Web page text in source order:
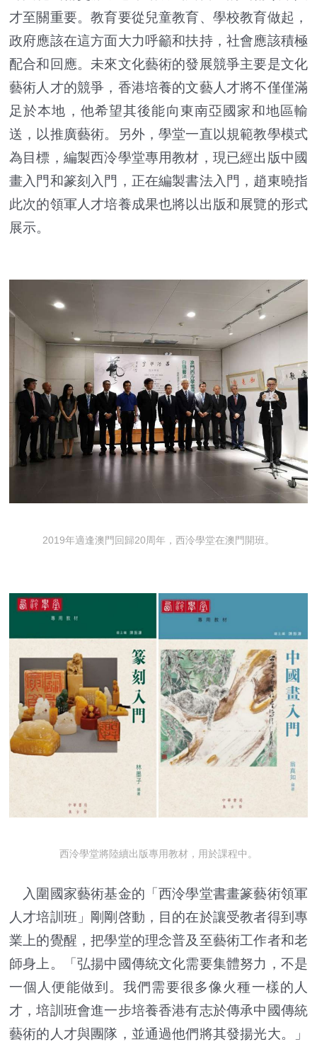
才至關重要。教育要從兒童教育、學校教育做起，
政府應該在這方面大力呼籲和扶持，社會應該積極
配合和回應。未來文化藝術的發展競爭主要是文化
藝術人才的競爭，香港培養的文藝人才將不僅僅滿
足於本地，他希望其後能向東南亞國家和地區輸
送，以推廣藝術。另外，學堂一直以規範教學模式
為目標，編製西泠學堂專用教材，現已經出版中國
畫入門和篆刻入門，正在編製書法入門，趙東曉指
此次的領軍人才培養成果也將以出版和展覽的形式
展示。
2019年適逢澳門回歸20周年，西泠學堂在澳門開班。
西泠學堂將陸續出版專用教材，用於課程中。
入圍國家藝術基金的「西泠學堂書畫篆藝術領軍
人才培訓班」剛剛啓動，目的在於讓受教者得到專
業上的覺醒，把學堂的理念普及至藝術工作者和老
師身上。「弘揚中國傳統文化需要集體努力，不是
一個人便能做到。我們需要很多像火種一樣的人
才，培訓班會進一步培養香港有志於傳承中國傳統
藝術的人才與團隊，並通過他們將其發揚光大。」